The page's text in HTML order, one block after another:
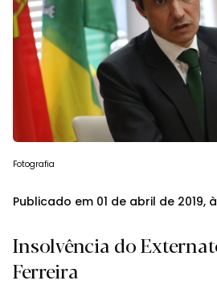
Fotografia
Publicado em 01 de abril de 2019,
Insolvência do
Ferreira